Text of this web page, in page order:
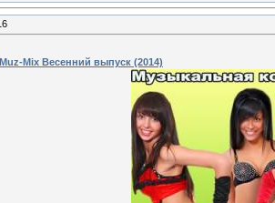
Mix Весенний выпуск (2014)